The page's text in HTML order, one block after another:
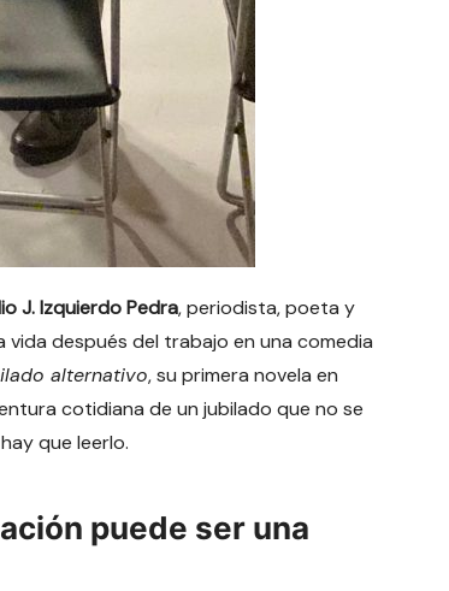
J. Izquierdo Pedra, periodista, poeta y
después del trabajo en una comedia
alternativo, su primera novela en
cotidiana de un jubilado que no se
que leerlo.
puede ser una